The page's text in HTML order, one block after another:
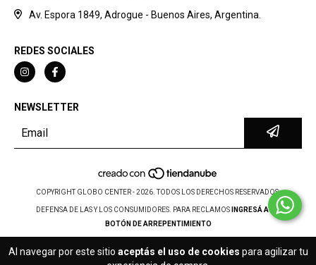
Al navegar por este sitio aceptás el uso de cookies para agilizar tu
Av. Espora 1849, Adrogue - Buenos Aires, Argentina.
REDES SOCIALES
NEWSLETTER
COPYRIGHT GLOBO CENTER - 2026. TODOS LOS DERECHOS RESERVADOS.
DEFENSA DE LAS Y LOS CONSUMIDORES. PARA RECLAMOS
INGRESÁ ACÁ.
BOTÓN DE ARREPENTIMIENTO